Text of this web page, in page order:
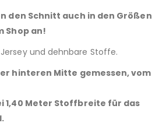
den Schnitt auch in den Größen
Shop an!
Jersey und dehnbare Stoffe.
hinteren Mitte gemessen, vom
1,40 Meter Stoffbreite für das